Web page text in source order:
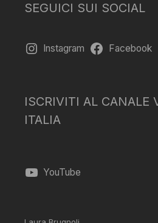
SEGUICI SUI SOCIAL
Instagram Facebook
ISCRIVITI AL CANALE
ITALIA
YouTube